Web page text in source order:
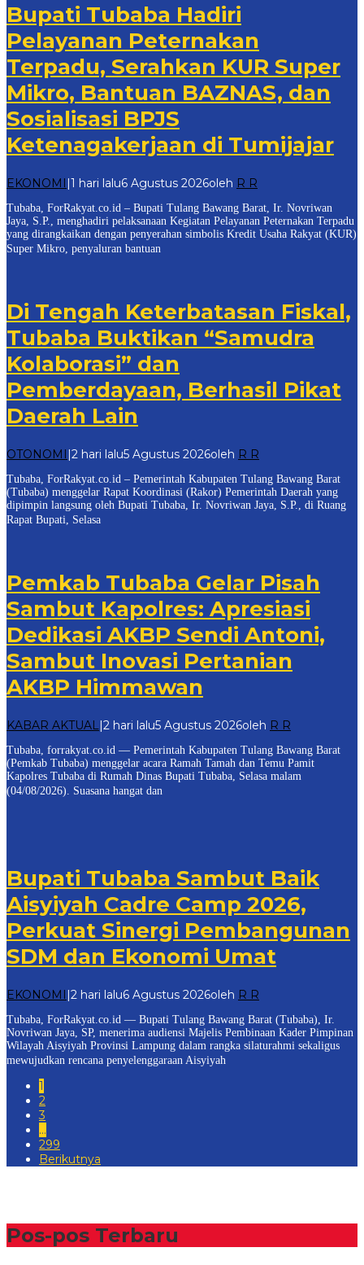
Bupati Tubaba Hadiri
Pelayanan Peternakan
Terpadu, Serahkan KUR Super
Mikro, Bantuan BAZNAS, dan
Sosialisasi BPJS
Ketenagakerjaan di Tumijajar
EKONOMI |1 hari lalu6 Agustus 2026oleh R R
Tubaba, ForRakyat.co.id – Bupati Tulang Bawang Barat, Ir. Novriwan
Jaya, S.P., menghadiri pelaksanaan Kegiatan Pelayanan Peternakan Terpadu
yang dirangkaikan dengan penyerahan simbolis Kredit Usaha Rakyat (KUR)
Super Mikro, penyaluran bantuan
Di Tengah Keterbatasan Fiskal,
Tubaba Buktikan “Samudra
Kolaborasi” dan
Pemberdayaan, Berhasil Pikat
Daerah Lain
OTONOMI |2 hari lalu5 Agustus 2026oleh R R
Tubaba, ForRakyat.co.id – Pemerintah Kabupaten Tulang Bawang Barat
(Tubaba) menggelar Rapat Koordinasi (Rakor) Pemerintah Daerah yang
dipimpin langsung oleh Bupati Tubaba, Ir. Novriwan Jaya, S.P., di Ruang
Rapat Bupati, Selasa
Pemkab Tubaba Gelar Pisah
Sambut Kapolres: Apresiasi
Dedikasi AKBP Sendi Antoni,
Sambut Inovasi Pertanian
AKBP Himmawan
KABAR AKTUAL|2 hari lalu5 Agustus 2026oleh R R
Tubaba, forrakyat.co.id — Pemerintah Kabupaten Tulang Bawang Barat
(Pemkab Tubaba) menggelar acara Ramah Tamah dan Temu Pamit
Kapolres Tubaba di Rumah Dinas Bupati Tubaba, Selasa malam
(04/08/2026). Suasana hangat dan
Bupati Tubaba Sambut Baik
Aisyiyah Cadre Camp 2026,
Perkuat Sinergi Pembangunan
SDM dan Ekonomi Umat
EKONOMI |2 hari lalu6 Agustus 2026oleh R R
Tubaba, ForRakyat.co.id — Bupati Tulang Bawang Barat (Tubaba), Ir.
Novriwan Jaya, SP, menerima audiensi Majelis Pembinaan Kader Pimpinan
Wilayah Aisyiyah Provinsi Lampung dalam rangka silaturahmi sekaligus
mewujudkan rencana penyelenggaraan Aisyiyah
1
2
3
…
299
Berikutnya
Pos-pos Terbaru